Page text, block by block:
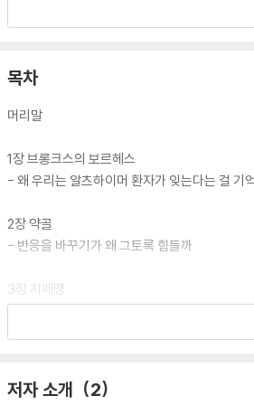
말한다. 또한 우리의 감정과 반응이 “뇌의 타
이처럼 질병을 바라보는 우리 자신에 대한 통찰
목차
머리말
1장 브롱크스의 보르헤스
- 왜 우리는 알츠하이머 환자가 잊는다는 걸 기
2장 약골
- 반응을 바꾸기가 왜 그토록 힘들까
3장 치매맹
- 알츠하이머병을 똑바로 보기까지 왜 그토록
저자 소개 2